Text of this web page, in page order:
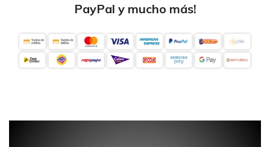
PayPal y mucho más!